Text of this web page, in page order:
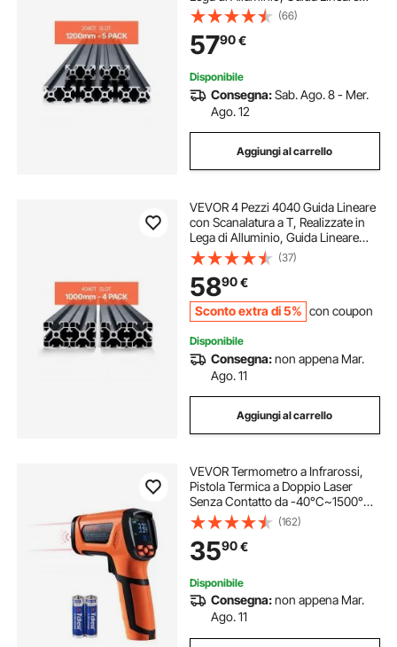
Anodizzata Estruso ad Alta
Resistenza per Stampante,
Incisione Laser, Nero 1200 mm
(66)
5790€
Disponibile
Consegna:Sab. Ago. 8 - Mer.
Ago. 12
Aggiungi al carrello
VEVOR 4 Pezzi 4040 Guida Lineare
con Scanalatura a T, Realizzate in
Lega di Alluminio, Guida Lineare
Anodizzata Estruso ad Alta
Resistenza per Stampante,
Incisione Laser, Nero 1000 mm
(37)
5890€
Sconto extra di 5% con coupon
Disponibile
Consegna:non appena Mar.
Ago. 11
Aggiungi al carrello
VEVOR Termometro a Infrarossi,
Pistola Termica a Doppio Laser
Senza Contatto da -40°C~1500°C,
Pistola Termica Portatile a Infrarossi
per Fusione/Cottura/Forno per
Pizza/Motore (non per esseri
umani)
(162)
3590€
Disponibile
Consegna:non appena Mar.
Ago. 11